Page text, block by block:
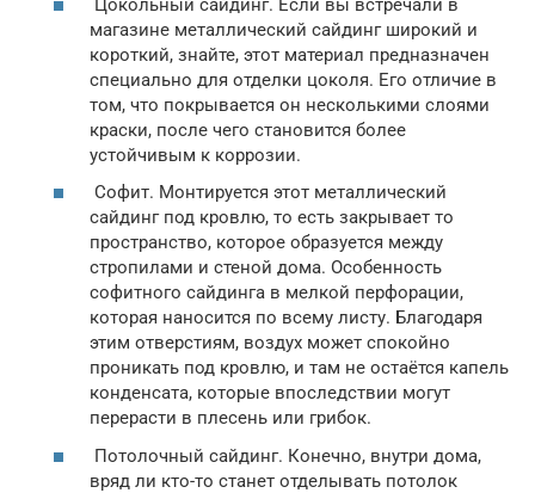
Цокольный сайдинг. Если вы встречали в
магазине металлический сайдинг широкий и
короткий, знайте, этот материал предназначен
специально для отделки цоколя. Его отличие в
том, что покрывается он несколькими слоями
краски, после чего становится более
устойчивым к коррозии.
Софит. Монтируется этот металлический
сайдинг под кровлю, то есть закрывает то
пространство, которое образуется между
стропилами и стеной дома. Особенность
софитного сайдинга в мелкой перфорации,
которая наносится по всему листу. Благодаря
этим отверстиям, воздух может спокойно
проникать под кровлю, и там не остаётся капель
конденсата, которые впоследствии могут
перерасти в плесень или грибок.
Потолочный сайдинг. Конечно, внутри дома,
вряд ли кто-то станет отделывать потолок